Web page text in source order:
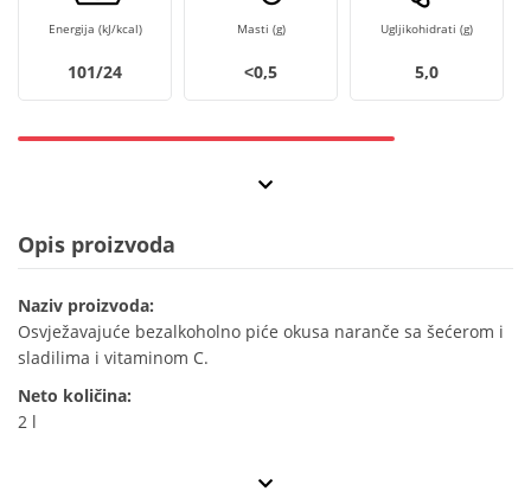
Energija (kJ/kcal)
101/24
Masti (g)
˂0,5
Ugljikohidrati (g)
5,0
Opis proizvoda
Naziv proizvoda:
Osvježavajuće bezalkoholno piće okusa naranče sa šećerom i
sladilima i vitaminom C.
Neto količina:
2 l